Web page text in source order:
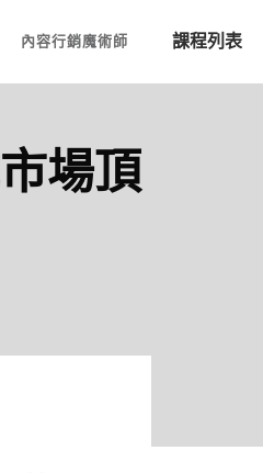
內容行銷魔術師 課程列表
場頂